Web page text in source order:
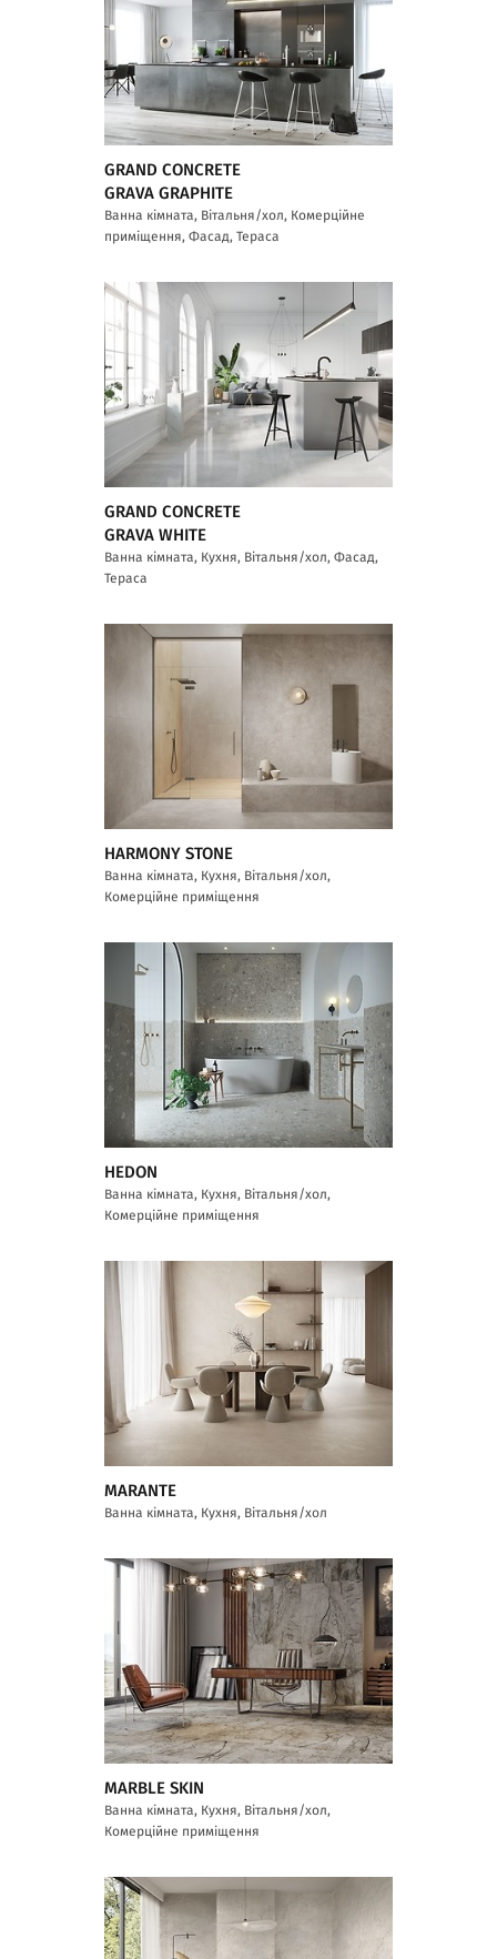
GRAND CONCRETE
GRAVA GRAPHITE
Ванна кімната, Вітальня/хол, Комерційне
приміщення, Фасад, Тераса
GRAND CONCRETE
GRAVA WHITE
Ванна кімната, Кухня, Вітальня/хол, Фасад,
Тераса
HARMONY STONE
Ванна кімната, Кухня, Вітальня/хол,
Комерційне приміщення
HEDON
Ванна кімната, Кухня, Вітальня/хол,
Комерційне приміщення
MARANTE
Ванна кімната, Кухня, Вітальня/хол
MARBLE SKIN
Ванна кімната, Кухня, Вітальня/хол,
Комерційне приміщення